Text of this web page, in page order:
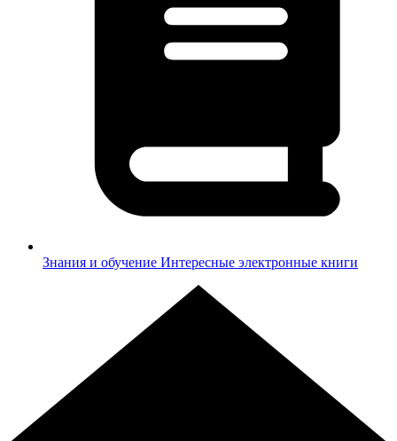
Знания и обучение Интересные электронные книги